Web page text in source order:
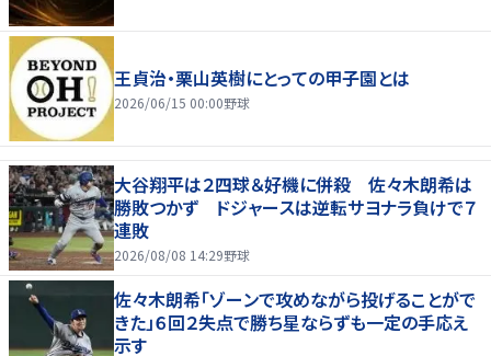
王貞治・栗山英樹にとっての甲子園とは
2026/06/15 00:00野球
大谷翔平は２四球＆好機に併殺 佐々木朗希は
勝敗つかず ドジャースは逆転サヨナラ負けで７
連敗
2026/08/08 14:29野球
佐々木朗希「ゾーンで攻めながら投げることがで
きた」６回２失点で勝ち星ならずも一定の手応え
示す